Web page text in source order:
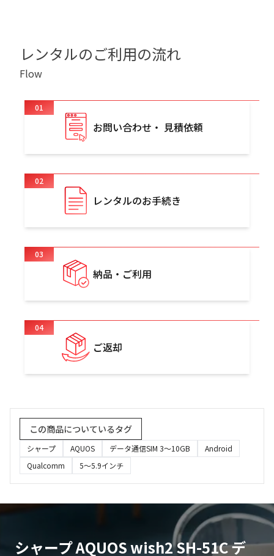
レンタルのご利用の流れ
Flow
01
お問い合わせ・ 見積依頼
02
レンタルのお手続き
03
納品・ご利用
04
ご返却
この商品についているタグ
シャープ AQUOS データ通信SIM 3〜10GB
Android
Qualcomm
5～5.9インチ
シャープ AQUOS wish2 SH-51C デ